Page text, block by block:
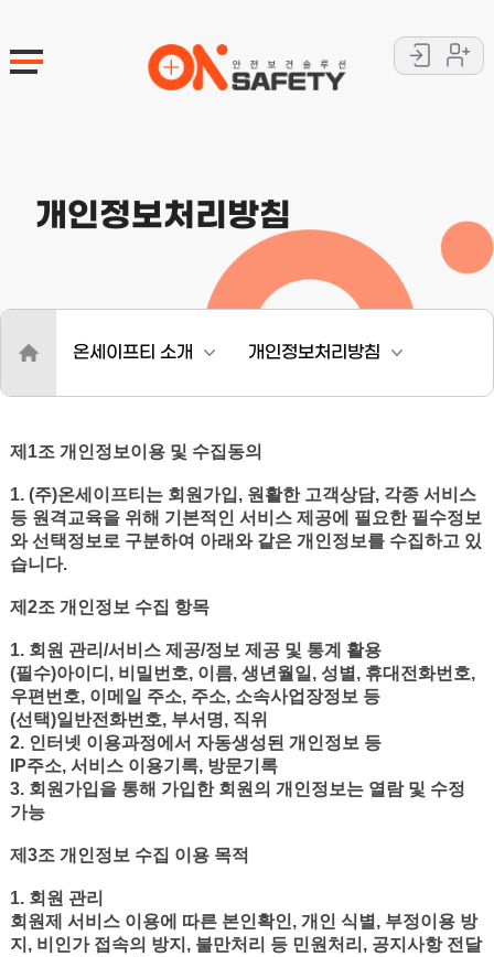
로
회
개인정보처리방침
온세이프티 소개
개인정보처리방침
제1조 개인정보이용 및 수집동의
1. (주)온세이프티는 회원가입, 원활한 고객상담, 각종 서비스
등 원격교육을 위해 기본적인 서비스 제공에 필요한 필수정보
와 선택정보로 구분하여 아래와 같은 개인정보를 수집하고 있
습니다.
제2조 개인정보 수집 항목
1. 회원 관리/서비스 제공/정보 제공 및 통계 활용
(필수)아이디, 비밀번호, 이름, 생년월일, 성별, 휴대전화번호,
우편번호, 이메일 주소, 주소, 소속사업장정보 등
(선택)일반전화번호, 부서명, 직위
2. 인터넷 이용과정에서 자동생성된 개인정보 등
IP주소, 서비스 이용기록, 방문기록
3. 회원가입을 통해 가입한 회원의 개인정보는 열람 및 수정
가능
제3조 개인정보 수집 이용 목적
1. 회원 관리
회원제 서비스 이용에 따른 본인확인, 개인 식별, 부정이용 방
지, 비인가 접속의 방지, 불만처리 등 민원처리, 공지사항 전달